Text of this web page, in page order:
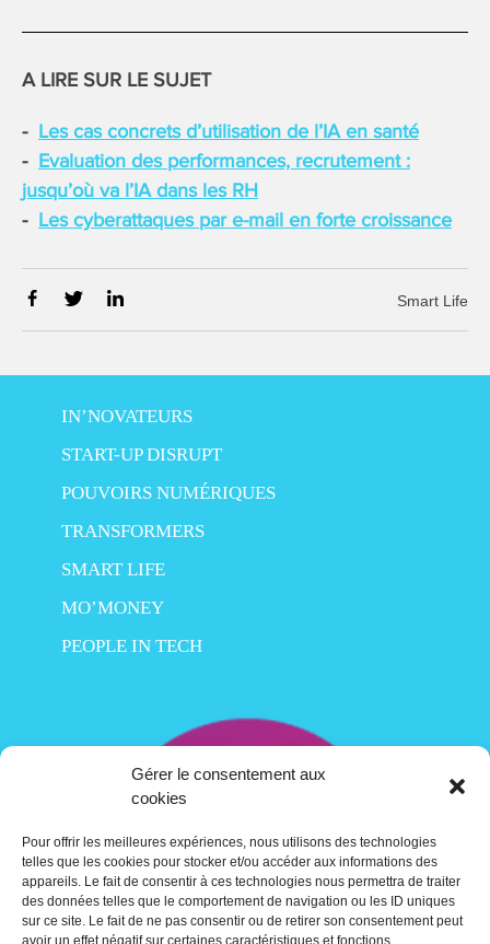
Gérer le consentement aux
cookies
Pour offrir les meilleures expériences, nous utilisons des technologies
telles que les cookies pour stocker et/ou accéder aux informations des
appareils. Le fait de consentir à ces technologies nous permettra de traiter
des données telles que le comportement de navigation ou les ID uniques
sur ce site. Le fait de ne pas consentir ou de retirer son consentement peut
avoir un effet négatif sur certaines caractéristiques et fonctions.
A LIRE SUR LE SUJET
Les cas concrets d’utilisation de l’IA en santé
Evaluation des performances, recrutement :
jusqu’où va l’IA dans les RH
Les cyberattaques par e-mail en forte croissance
Smart Life
IN’NOVATEURS
START-UP DISRUPT
POUVOIRS NUMÉRIQUES
TRANSFORMERS
SMART LIFE
MO’MONEY
PEOPLE IN TECH